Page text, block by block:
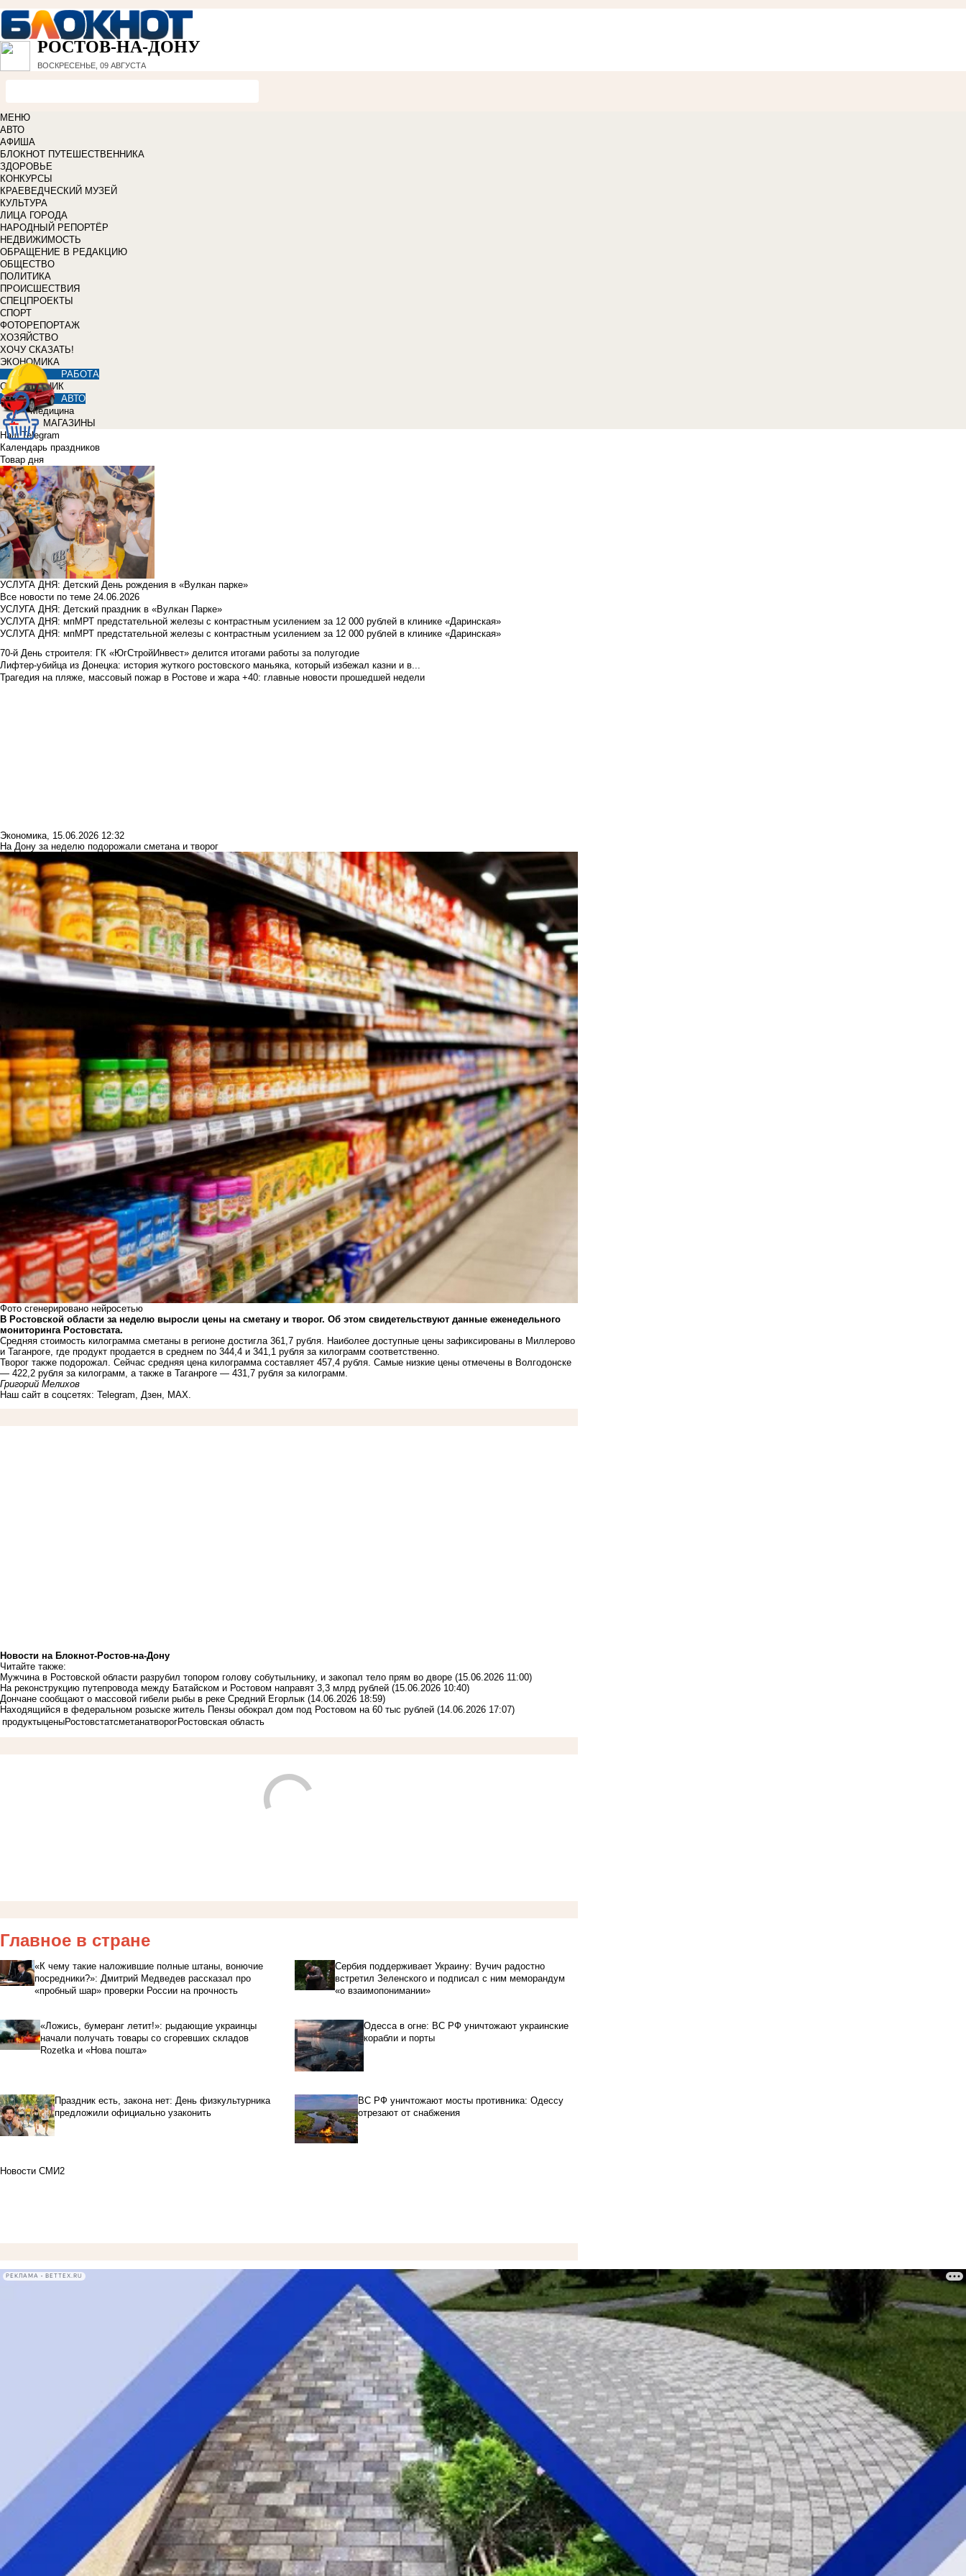
РОСТОВ-НА-ДОНУ
ВОСКРЕСЕНЬЕ, 09 АВГУСТА
МЕНЮ
АВТО
АФИША
БЛОКНОТ ПУТЕШЕСТВЕННИКА
ЗДОРОВЬЕ
КОНКУРСЫ
КРАЕВЕДЧЕСКИЙ МУЗЕЙ
КУЛЬТУРА
ЛИЦА ГОРОДА
НАРОДНЫЙ РЕПОРТЁР
НЕДВИЖИМОСТЬ
ОБРАЩЕНИЕ В РЕДАКЦИЮ
ОБЩЕСТВО
ПОЛИТИКА
ПРОИСШЕСТВИЯ
СПЕЦПРОЕКТЫ
СПОРТ
ФОТОРЕПОРТАЖ
ХОЗЯЙСТВО
ХОЧУ СКАЗАТЬ!
ЭКОНОМИКА
РАБОТА
СПРАВОЧНИК
АВТО
Медицина
МАГАЗИНЫ
Наш Telegram
Календарь праздников
Товар дня
УСЛУГА ДНЯ: Детский День рождения в «Вулкан парке»
Все новости по теме 24.06.2026
УСЛУГА ДНЯ: Детский праздник в «Вулкан Парке»
УСЛУГА ДНЯ: мпМРТ предстательной железы с контрастным усилением за 12 000 рублей в клинике «Даринская»
УСЛУГА ДНЯ: мпМРТ предстательной железы с контрастным усилением за 12 000 рублей в клинике «Даринская»
70-й День строителя: ГК «ЮгСтройИнвест» делится итогами работы за полугодие
Лифтер-убийца из Донецка: история жуткого ростовского маньяка, который избежал казни и в...
Трагедия на пляже, массовый пожар в Ростове и жара +40: главные новости прошедшей недели
Экономика, 15.06.2026 12:32
На Дону за неделю подорожали сметана и творог
Фото сгенерировано нейросетью
В Ростовской области за неделю выросли цены на сметану и творог. Об этом свидетельствуют данные еженедельного
мониторинга Ростовстата.
Средняя стоимость килограмма сметаны в регионе достигла 361,7 рубля. Наиболее доступные цены зафиксированы в Миллерово
и Таганроге, где продукт продается в среднем по 344,4 и 341,1 рубля за килограмм соответственно.
Творог также подорожал. Сейчас средняя цена килограмма составляет 457,4 рубля. Самые низкие цены отмечены в Волгодонске
— 422,2 рубля за килограмм, а также в Таганроге — 431,7 рубля за килограмм.
Григорий Мелихов
Наш сайт в соцсетях: Telegram Дзен MAX
Новости на Блoкнoт-Ростов-на-Дону
Читайте также:
Мужчина в Ростовской области разрубил топором голову собутыльнику, и закопал тело прям во дворе (15.06.2026 11:00)
На реконструкцию путепровода между Батайском и Ростовом направят 3,3 млрд рублей (15.06.2026 10:40)
Дончане сообщают о массовой гибели рыбы в реке Средний Егорлык (14.06.2026 18:59)
Находящийся в федеральном розыске житель Пензы обокрал дом под Ростовом на 60 тыс рублей (14.06.2026 17:07)
продуктыценыРостовстатсметанатворогРостовская область
Главное в стране
«К чему такие наложившие полные штаны, вонючие
посредники?»: Дмитрий Медведев рассказал про
«пробный шар» проверки России на прочность
Сербия поддерживает Украину: Вучич радостно
встретил Зеленского и подписал с ним меморандум
«о взаимопонимании»
«Ложись, бумеранг летит!»: рыдающие украинцы
начали получать товары со сгоревших складов
Rozetka и «Нова пошта»
Одесса в огне: ВС РФ уничтожают украинские
корабли и порты
Праздник есть, закона нет: День физкультурника
предложили официально узаконить
ВС РФ уничтожают мосты противника: Одессу
отрезают от снабжения
Новости СМИ2
РЕКЛАМА • BETTEX.RU